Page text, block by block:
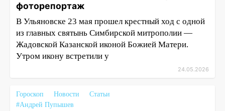
фоторепортаж
В Ульяновске 23 мая прошел крестный ход с одной
из главных святынь Симбирской митрополии —
Жадовской Казанской иконой Божией Матери.
Утром икону встретили у
24.05.2026
Гороскоп Новости
Статьи
#Андрей Пупышев